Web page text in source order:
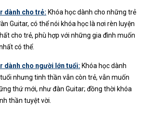
dành cho trẻ: Khóa học dành cho những trẻ
Guitar, có thể nói khóa học là nơi rèn luyện
cho trẻ, phù hợp với những gia đình muốn
có thể.
dành cho người lớn tuổi: Khóa học dành
nhưng tinh thần vẫn còn trẻ, vẫn muốn
thứ mới, như đàn Guitar; đồng thời khóa
thần tuyệt vời.